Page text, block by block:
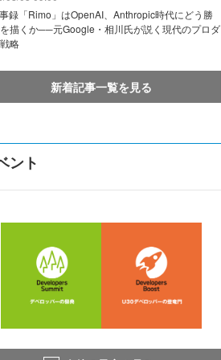
録「Rimo」はOpenAI、Anthropic時代にどう勝
描くか──元Google・相川氏が説く現代のプロダ
略
新着記事一覧を見る
ント